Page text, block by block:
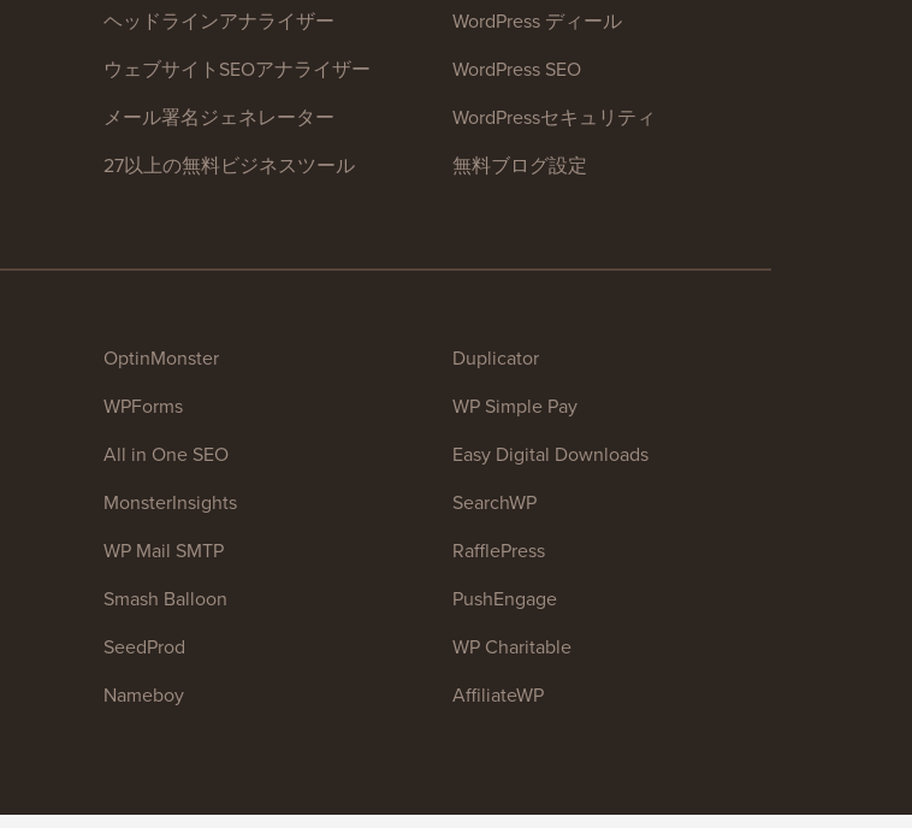
ヘッドラインアナライザー
ウェブサイトSEOアナライザー
メール署名ジェネレーター
27以上の無料ビジネスツール
WordPress ディール
WordPress SEO
WordPressセキュリティ
無料ブログ設定
OptinMonster
WPForms
All in One SEO
MonsterInsights
WP Mail SMTP
Smash Balloon
SeedProd
Nameboy
Duplicator
WP Simple Pay
Easy Digital Downloads
SearchWP
RafflePress
PushEngage
WP Charitable
AffiliateWP